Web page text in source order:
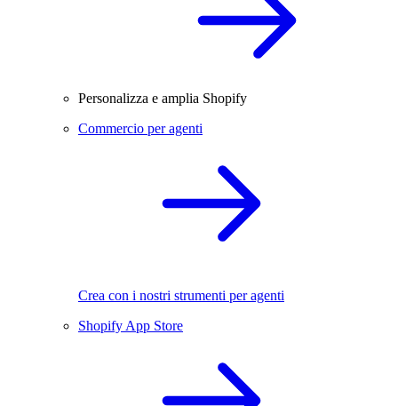
Personalizza e amplia Shopify
Commercio per agenti
Crea con i nostri strumenti per agenti
Shopify App Store